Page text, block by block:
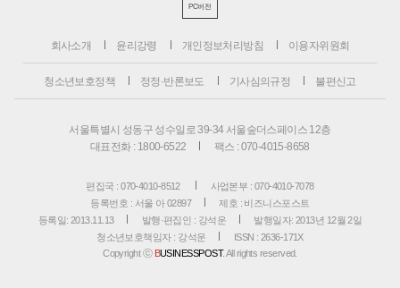
PC버전
회사소개 윤리강령 개인정보처리방침 이용자위원회
청소년보호정책 정정·반론보도 기사심의규정 불편신고
서울특별시 성동구 성수일로 39-34 서울숲더스페이스 12층
대표전화 : 1800-6522
팩스 : 070-4015-8658
편집국 : 070-4010-8512
사업본부 : 070-4010-7078
등록번호 : 서울 아 02897
제호 : 비즈니스포스트
등록일: 2013.11.13
발행·편집인 : 강석운
발행일자: 2013년 12월 2일
청소년보호책임자 : 강석운
ISSN : 2636-171X
Copyright ⓒ BUSINESSPOST. All rights reserved.